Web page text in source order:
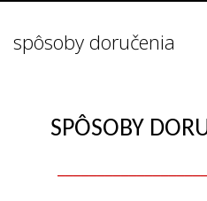
spôsoby doručenia
SPÔSOBY